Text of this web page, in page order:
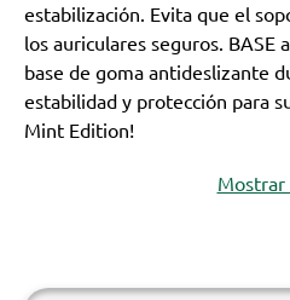
estabilización. Evita que el
los auriculares seguros. BASE
base de goma antideslizante
estabilidad y protección para
Mint Edition!
Mostrar